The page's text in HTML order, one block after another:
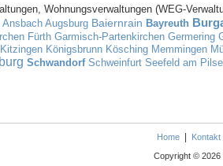
Wohnungsverwaltungen (WEG-
Ansbach Augsburg Baiernrain Bayreuth
Fürth Garmisch-Partenkirchen Germering
Kitzingen Königsbrunn Kösching Memmingen
Schwandorf Schweinfurt Seefeld am
Home | Kontakt
Copyright © 2026